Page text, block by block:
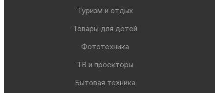
Туризм и отдых
Товары для детей
Фототехника
ТВ и проекторы
Бытовая техника